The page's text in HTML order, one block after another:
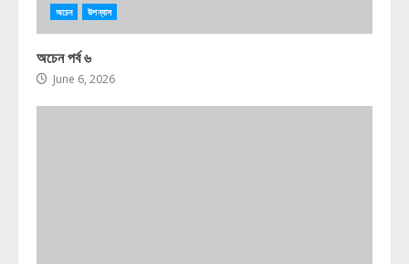
অচেন উপন্যাস
অচেন পর্ব ৬
June 6, 2026